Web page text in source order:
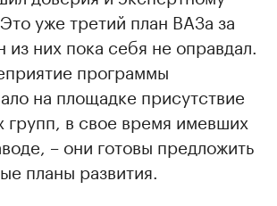
уже третий план ВАЗа за
из них пока себя не оправдал.
программы
на площадке присутствие
групп, в свое время имевших
– они готовы предложить
планы развития.